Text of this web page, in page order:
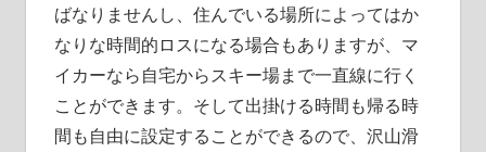
ばなりませんし、住んでいる場所によってはか
なりな時間的ロスになる場合もありますが、マ
イカーなら自宅からスキー場まで一直線に行く
ことができます。そして出掛ける時間も帰る時
間も自由に設定することができるので、沢山滑